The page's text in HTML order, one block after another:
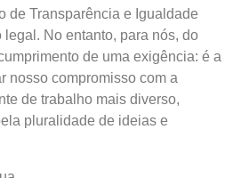
de Transparência e Igualdade
No entanto, para nós, do
de uma exigência: é a
nosso compromisso com a
de trabalho mais diverso,
pluralidade de ideias e